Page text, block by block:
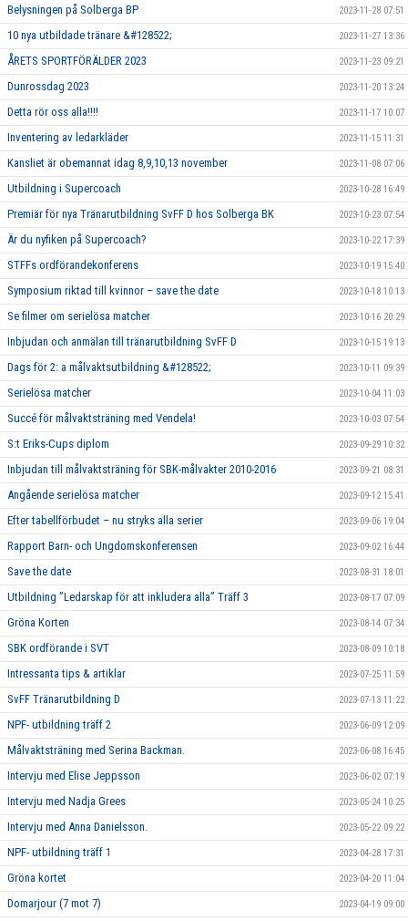
Belysningen på Solberga BP 2023-11-28 07:51
10 nya utbildade tränare &#128522; 2023-11-27 13:36
ÅRETS SPORTFÖRÄLDER 2023 2023-11-23 09:21
Dunrossdag 2023 2023-11-20 13:24
Detta rör oss alla!!!! 2023-11-17 10:07
Inventering av ledarkläder 2023-11-15 11:31
Kansliet är obemannat idag 8,9,10,13 november 2023-11-08 07:06
Utbildning i Supercoach 2023-10-28 16:49
Premiär för nya Tränarutbildning SvFF D hos Solberga BK 2023-10-23 07:54
Är du nyfiken på Supercoach? 2023-10-22 17:39
STFFs ordförandekonferens 2023-10-19 15:40
Symposium riktad till kvinnor – save the date 2023-10-18 10:13
Se filmer om serielösa matcher 2023-10-16 20:29
Inbjudan och anmälan till tränarutbildning SvFF D 2023-10-15 19:13
Dags för 2: a målvaktsutbildning &#128522; 2023-10-11 09:39
Serielösa matcher 2023-10-04 11:03
Succé för målvaktsträning med Vendela! 2023-10-03 07:54
S:t Eriks-Cups diplom 2023-09-29 10:32
Inbjudan till målvaktsträning för SBK-målvakter 2010-2016 2023-09-21 08:31
Angående serielösa matcher 2023-09-12 15:41
Efter tabellförbudet – nu stryks alla serier 2023-09-06 19:04
Rapport Barn- och Ungdomskonferensen 2023-09-02 16:44
Save the date 2023-08-31 18:01
Utbildning ”Ledarskap för att inkludera alla” Träff 3 2023-08-17 07:09
Gröna Korten 2023-08-14 07:34
SBK ordförande i SVT 2023-08-09 10:18
Intressanta tips & artiklar 2023-07-25 11:59
SvFF Tränarutbildning D 2023-07-13 11:22
NPF- utbildning träff 2 2023-06-09 12:09
Målvaktsträning med Serina Backman. 2023-06-08 16:45
Intervju med Elise Jeppsson 2023-06-02 07:19
Intervju med Nadja Grees 2023-05-24 10:25
Intervju med Anna Danielsson. 2023-05-22 09:22
NPF- utbildning träff 1 2023-04-28 17:31
Gröna kortet 2023-04-20 11:04
Domarjour (7 mot 7) 2023-04-19 09:00